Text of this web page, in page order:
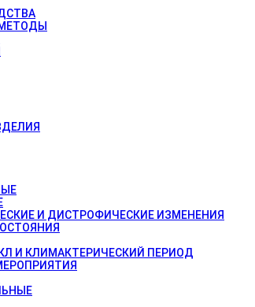
И ДИСТРОФИЧЕСКИЕ ИЗМЕНЕНИЯ
И КЛИМАКТЕРИЧЕСКИЙ ПЕРИОД